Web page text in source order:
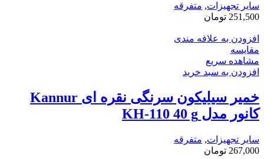
سایر تجهیزات, متفرقه
251,500 تومان
افزودن به علاقه مندی
مقایسه
مشاهده سریع
افزودن به سبد خرید
خمیر سیلیکون سرنگی نقره ای Kannur
کانور مدل KH-110 40 g
سایر تجهیزات, متفرقه
267,000 تومان